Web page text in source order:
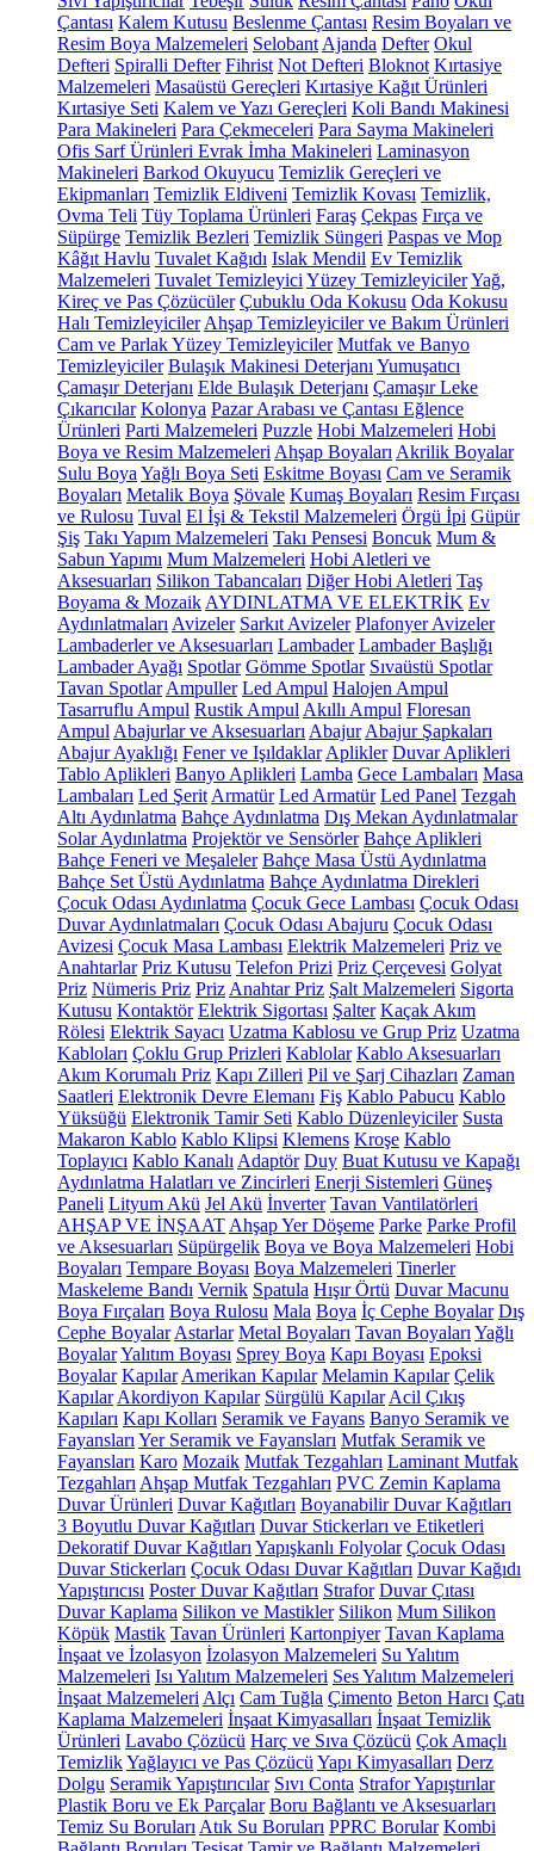
Çantası Kalem Kutusu Beslenme Çantası Resim Boyaları ve
Resim Boya Malzemeleri Selobant Ajanda Defter Okul
Defteri Spiralli Defter Fihrist Not Defteri Bloknot Kırtasiye
Malzemeleri Masaüstü Gereçleri Kırtasiye Kağıt Ürünleri
Kırtasiye Seti Kalem ve Yazı Gereçleri Koli Bandı Makinesi
Para Makineleri Para Çekmeceleri Para Sayma Makineleri
Ofis Sarf Ürünleri Evrak İmha Makineleri Laminasyon
Makineleri Barkod Okuyucu Temizlik Gereçleri ve
Ekipmanları Temizlik Eldiveni Temizlik Kovası Temizlik,
Ovma Teli Tüy Toplama Ürünleri Faraş Çekpas Fırça ve
Süpürge Temizlik Bezleri Temizlik Süngeri Paspas ve Mop
Kâğıt Havlu Tuvalet Kağıdı Islak Mendil Ev Temizlik
Malzemeleri Tuvalet Temizleyici Yüzey TemizleyicilerYağ,
Kireç ve Pas Çözücüler Çubuklu Oda Kokusu Oda Kokusu
Halı Temizleyiciler Ahşap Temizleyiciler ve Bakım Ürünleri
Cam ve Parlak Yüzey Temizleyiciler Mutfak ve Banyo
Temizleyiciler Bulaşık Makinesi Deterjanı Yumuşatıcı
Çamaşır Deterjanı Elde Bulaşık Deterjanı Çamaşır Leke
Çıkarıcılar Kolonya Pazar Arabası ve Çantası Eğlence
Ürünleri Parti Malzemeleri Puzzle Hobi Malzemeleri Hobi
Boya ve Resim Malzemeleri Ahşap Boyaları Akrilik Boyalar
Sulu Boya Yağlı Boya Seti Eskitme Boyası Cam ve Seramik
Boyaları Metalik Boya Şövale Kumaş Boyaları Resim Fırçası
ve Rulosu Tuval El İşi & Tekstil Malzemeleri Örgü İpi Güpür
Şiş Takı Yapım Malzemeleri Takı Pensesi Boncuk Mum &
Sabun Yapımı Mum Malzemeleri Hobi Aletleri ve
Aksesuarları Silikon Tabancaları Diğer Hobi Aletleri Taş
Boyama & Mozaik AYDINLATMA VE ELEKTRİK Ev
Aydınlatmaları Avizeler Sarkıt Avizeler Plafonyer Avizeler
Lambaderler ve Aksesuarları Lambader Lambader Başlığı
Lambader Ayağı Spotlar Gömme Spotlar Sıvaüstü Spotlar
Tavan Spotlar Ampuller Led Ampul Halojen Ampul
Tasarruflu Ampul Rustik Ampul Akıllı Ampul Floresan
Ampul Abajurlar ve Aksesuarları Abajur Abajur Şapkaları
Abajur Ayaklığı Fener ve Işıldaklar Aplikler Duvar Aplikleri
Tablo Aplikleri Banyo Aplikleri Lamba Gece Lambaları Masa
Lambaları Led Şerit Armatür Led Armatür Led Panel Tezgah
Altı Aydınlatma Bahçe Aydınlatma Dış Mekan Aydınlatmalar
Solar Aydınlatma Projektör ve Sensörler Bahçe Aplikleri
Bahçe Feneri ve Meşaleler Bahçe Masa Üstü Aydınlatma
Bahçe Set Üstü Aydınlatma Bahçe Aydınlatma Direkleri
Çocuk Odası Aydınlatma Çocuk Gece Lambası Çocuk Odası
Duvar Aydınlatmaları Çocuk Odası Abajuru Çocuk Odası
Avizesi Çocuk Masa Lambası Elektrik Malzemeleri Priz ve
Anahtarlar Priz Kutusu Telefon Prizi Priz Çerçevesi Golyat
Priz Nümeris Priz Priz Anahtar Priz Şalt Malzemeleri Sigorta
Kutusu Kontaktör Elektrik Sigortası Şalter Kaçak Akım
Rölesi Elektrik Sayacı Uzatma Kablosu ve Grup Priz Uzatma
Kabloları Çoklu Grup Prizleri Kablolar Kablo Aksesuarları
Akım Korumalı Priz Kapı Zilleri Pil ve Şarj Cihazları Zaman
Saatleri Elektronik Devre Elemanı Fiş Kablo Pabucu Kablo
Yüksüğü Elektronik Tamir Seti Kablo Düzenleyiciler Susta
Makaron Kablo Kablo Klipsi Klemens Kroşe Kablo
Toplayıcı Kablo Kanalı Adaptör Duy Buat Kutusu ve Kapağı
Aydınlatma Halatları ve Zincirleri Enerji Sistemleri Güneş
Paneli Lityum Akü Jel Akü İnverter Tavan Vantilatörleri
AHŞAP VE İNŞAAT Ahşap Yer Döşeme Parke Parke Profil
ve Aksesuarları Süpürgelik Boya ve Boya Malzemeleri Hobi
Boyaları Tempare Boyası Boya Malzemeleri Tinerler
Maskeleme Bandı Vernik Spatula Hışır Örtü Duvar Macunu
Boya Fırçaları Boya Rulosu Mala Boya İç Cephe Boyalar Dış
Cephe Boyalar Astarlar Metal Boyaları Tavan Boyaları Yağlı
BoyalarYalıtım Boyası Sprey Boya Kapı Boyası Epoksi
Boyalar Kapılar Amerikan Kapılar Melamin Kapılar Çelik
Kapılar Akordiyon Kapılar Sürgülü Kapılar Acil Çıkış
Kapıları Kapı Kolları Seramik ve Fayans Banyo Seramik ve
Fayansları Yer Seramik ve Fayansları Mutfak Seramik ve
Fayansları Karo Mozaik Mutfak Tezgahları Laminant Mutfak
Tezgahları Ahşap Mutfak Tezgahları PVC Zemin Kaplama
Duvar Ürünleri Duvar Kağıtları Boyanabilir Duvar Kağıtları
3 Boyutlu Duvar Kağıtları Duvar Stickerları ve Etiketleri
Dekoratif Duvar Kağıtları Yapışkanlı Folyolar Çocuk Odası
Duvar Stickerları Çocuk Odası Duvar Kağıtları Duvar Kağıdı
Yapıştırıcısı Poster Duvar Kağıtları Strafor Duvar Çıtası
Duvar Kaplama Silikon ve Mastikler Silikon Mum Silikon
Köpük Mastik Tavan Ürünleri Kartonpiyer Tavan Kaplama
İnşaat ve İzolasyon İzolasyon Malzemeleri Su Yalıtım
Malzemeleri Isı Yalıtım Malzemeleri Ses Yalıtım Malzemeleri
İnşaat Malzemeleri Alçı Cam Tuğla Çimento Beton Harcı Çatı
Kaplama Malzemeleri İnşaat Kimyasalları İnşaat Temizlik
Ürünleri Lavabo Çözücü Harç ve Sıva Çözücü Çok Amaçlı
TemizlikYağlayıcı ve Pas Çözücü Yapı Kimyasalları Derz
Dolgu Seramik Yapıştırıcılar Sıvı Conta Strafor Yapıştırılar
Plastik Boru ve Ek Parçalar Boru Bağlantı ve Aksesuarları
Temiz Su Boruları Atık Su Boruları PPRC Borular Kombi